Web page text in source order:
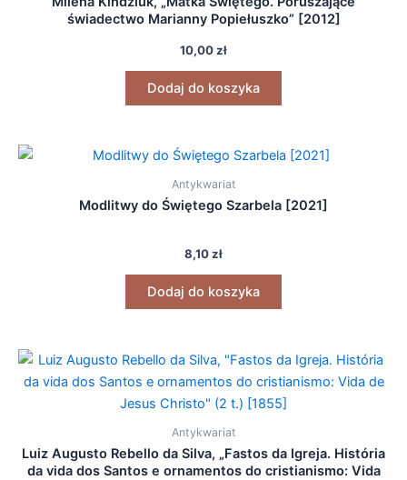
świadectwo Marianny Popiełuszko” [2012]
10,00zł
Dodaj do koszyka
Antykwariat
Modlitwy do Świętego Szarbela [2021]
8,10zł
Dodaj do koszyka
Antykwariat
Luiz Augusto Rebello da Silva, „Fastos da Igreja. História
da vida dos Santos e ornamentos do cristianismo: Vida